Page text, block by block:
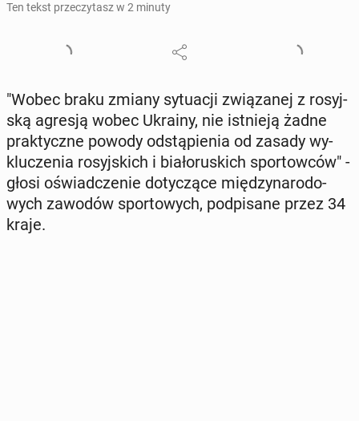
Ten tekst przeczytasz w 2 minuty
"Wobec braku zmiany sy­tu­acji zwią­za­nej z ro­syj­
ską agresją wobec Ukrainy, nie ist­nie­ją żadne
prak­tycz­ne powody od­stą­pie­nia od zasady wy­
klu­cze­nia ro­syj­skich i bia­ło­ru­skich spor­tow­ców" -
głosi oświad­cze­nie do­ty­czą­ce mię­dzy­na­ro­do­
wych zawodów spor­to­wych, pod­pi­sa­ne przez 34
kraje.